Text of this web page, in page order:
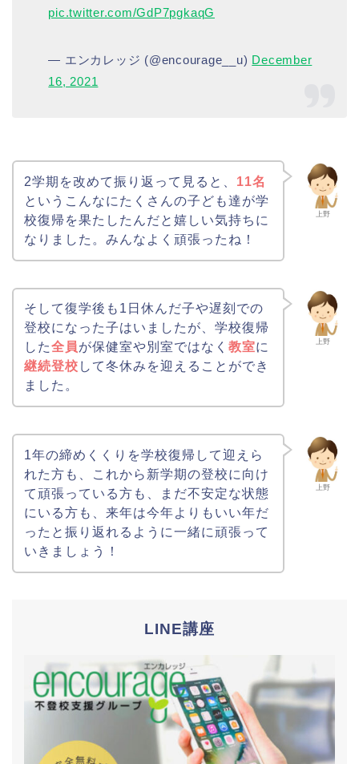
pic.twitter.com/GdP7pgkaqG
— エンカレッジ (@encourage__u) December
16, 2021
上野
2学期を改めて振り返って見ると、 11名
というこんなにたくさんの子ども達が学
校復帰を果たしたんだと嬉しい気持ちに
なりました。みんなよく頑張ったね！
上野
そして復学後も1日休んだ子や遅刻での
登校になった子はいましたが、学校復帰
した全員が保健室や別室ではなく 教室に
継続登校 して冬休みを迎えることができ
ました。
上野
1年の締めくくりを学校復帰して迎えら
れた方も、これから新学期の登校に向け
て頑張っている方も、まだ不安定な状態
にいる方も、来年は今年よりもいい年だ
ったと振り返れるように一緒に頑張って
いきましょう！
LINE講座